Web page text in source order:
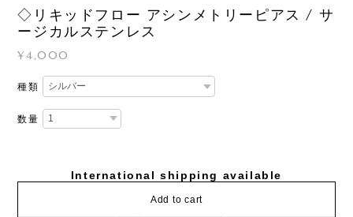
◇リキッドフロー アシンメトリーピアス / サ
ージカルステンレス
¥4,000
種類
数量
International shipping available
Add to cart